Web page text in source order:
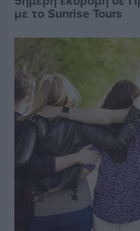
με το Sunrise Tours